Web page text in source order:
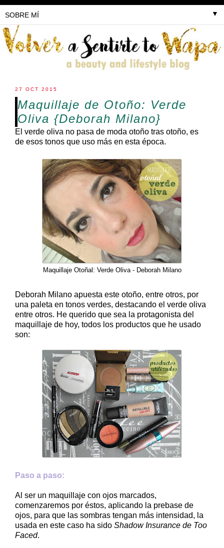
▼
27 OCT 2015
Maquillaje de Otoño: Verde
Oliva {Deborah Milano}
El verde oliva no pasa de moda otoño tras otoño, es
de esos tonos que uso más en esta época.
Maquillaje Otoñal: Verde Oliva - Deborah Milano
Deborah Milano apuesta este otoño, entre otros, por
una paleta en tonos verdes, destacando el verde oliva
entre otros. He querido que sea la protagonista del
maquillaje de hoy, todos los productos que he usado
son:
Paso a paso:
Al ser un maquillaje con ojos marcados,
comenzaremos por éstos, aplicando la prebase de
ojos, para que las sombras tengan más intensidad, la
usada en este caso ha sido Shadow Insurance de Too
Faced.